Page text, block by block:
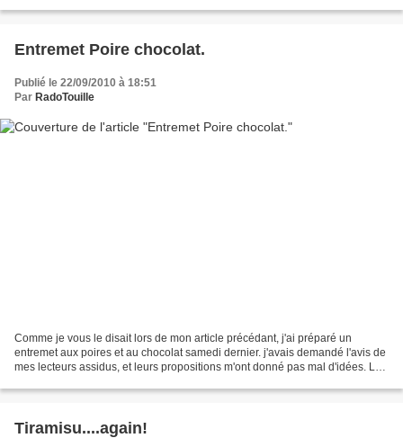
Entremet Poire chocolat.
Publié le 22/09/2010 à 18:51
Par RadoTouille
Comme je vous le disait lors de mon article précédant, j'ai préparé un
entremet aux poires et au chocolat samedi dernier. j'avais demandé l'avis de
mes lecteurs assidus, et leurs propositions m'ont donné pas mal d'idées. La
Tiramisu....again!